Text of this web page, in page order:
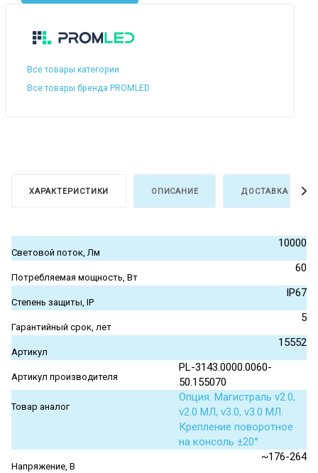
Все товары категории
Все товары бренда PROMLED
ХАРАКТЕРИСТИКИ ОПИСАНИЕ ДОСТАВКА И
Световой поток, Лм
10000
Потребляемая мощность, Вт
60
Степень защиты, IP
IP67
Гарантийный срок, лет
5
Артикул
15552
Артикул производителя
PL-3143.0000.0060-
50.155070
Товар аналог
Опция. Магистраль v2.0,
v2.0 МЛ, v3.0, v3.0 МЛ.
Крепление поворотное
на консоль ±20°
Напряжение, В
~176-264